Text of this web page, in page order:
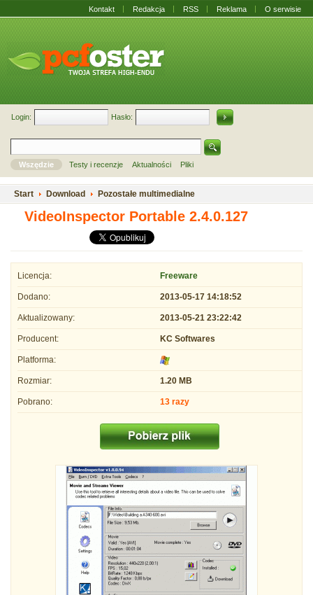
Kontakt Redakcja RSS Reklama O serwisie
Login: Hasło:
Wszędzie Testy i recenzje Aktualności Pliki
Start Download Pozostałe multimedialne
VideoInspector Portable 2.4.0.127
Licencja: Freeware
Dodano: 2013-05-17 14:18:52
Aktualizowany: 2013-05-21 23:22:42
Producent: KC Softwares
Platforma:
Rozmiar: 1.20 MB
Pobrano: 13 razy